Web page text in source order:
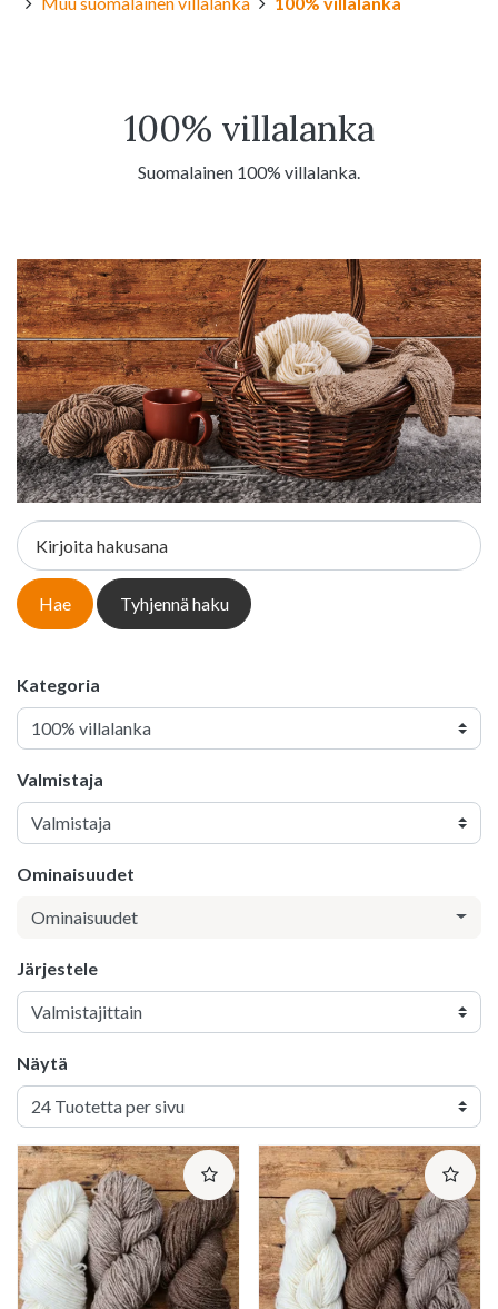
100% villalanka
Suomalainen 100% villalanka.
Kirjoita hakusana
Hae Tyhjennä haku
Kategoria
Valmistaja
Ominaisuudet
Ominaisuudet
Järjestele
Näytä